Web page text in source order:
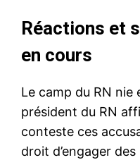
Réactions et
en cours
Le camp du RN nie
président du RN
conteste ces
droit d’engager